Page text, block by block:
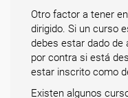
Otro factor a tener
dirigido. Si un curso
debes estar dado de
por contra si está
estar inscrito como
Existen algunos